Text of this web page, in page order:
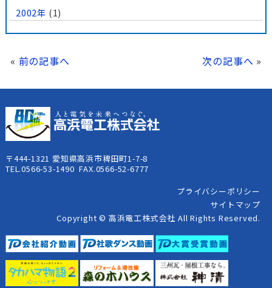
2002年 (1)
« 前の記事へ 次の記事へ »
〒444-1321 愛知県高浜市稗田町1-7-8
TEL.0566-53-1490 FAX.0566-52-6777
プライバシーポリシー
サイトマップ
Copyright © 高浜電工株式会社 All Rights Reserved.